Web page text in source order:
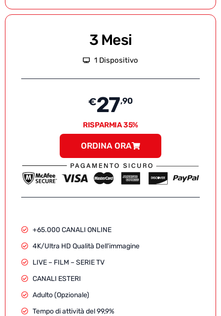
3 Mesi
1 Dispositivo
€27,90
RISPARMIA 35%
ORDINA ORA
+65.000 CANALI ONLINE
4K/Ultra HD Qualità Dell'immagine
LIVE – FILM – SERIE TV
CANALI ESTERI
Adulto (Opzionale)
Tempo di attività del 99,9%